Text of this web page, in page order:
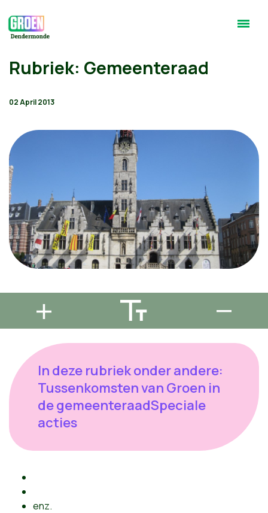
Rubriek: Gemeenteraad
02 April 2013
In deze rubriek onder andere:
Tussenkomsten van Groen in
de gemeenteraadSpeciale
acties
enz.